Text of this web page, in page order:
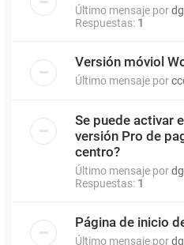
Último mensaje por
Respuestas: 1
Versión móviol
Último mensaje por
Se puede activar
versión Pro de
centro?
Último mensaje por
Respuestas: 1
Página de inicio
Último mensaje por